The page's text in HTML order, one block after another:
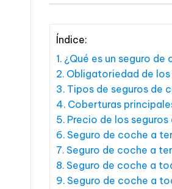
Índice:
¿Qué es un seguro de
Obligatoriedad de
Tipos de seguros de
Coberturas
Precio de los
Seguro de coche a
Seguro de coche a
Seguro de coche a
Seguro de coche a